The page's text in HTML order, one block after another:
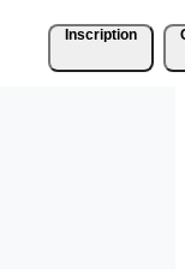
Inscription